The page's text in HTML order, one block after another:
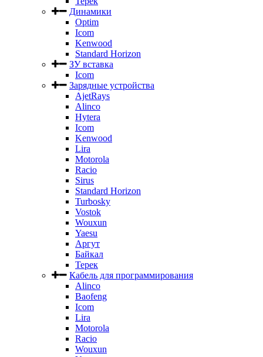
Динамики
Optim
Icom
Kenwood
Standard Horizon
ЗУ вставка
Icom
Зарядные устройства
AjetRays
Alinco
Hytera
Icom
Kenwood
Lira
Motorola
Racio
Sirus
Standard Horizon
Turbosky
Vostok
Wouxun
Yaesu
Аргут
Байкал
Терек
Кабель для программирования
Alinco
Baofeng
Icom
Lira
Motorola
Racio
Wouxun